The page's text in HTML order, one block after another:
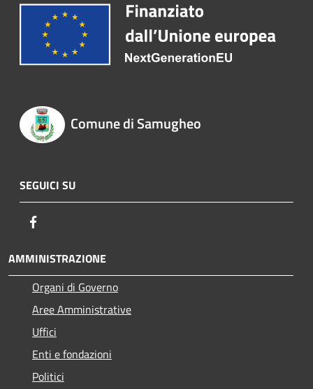
Comune di Samugheo
SEGUICI SU
AMMINISTRAZIONE
Organi di Governo
Aree Amministrative
Uffici
Enti e fondazioni
Politici